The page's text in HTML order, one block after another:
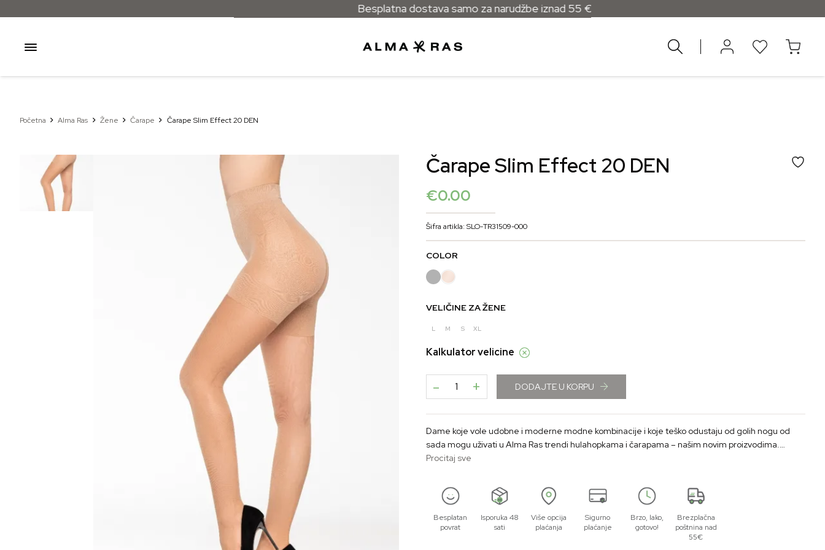
Besplatna dostava samo za narudžbe iznad 55 €
Početna Alma Ras Žene Čarape Čarape Slim Effect 20 DEN
Čarape Slim Effect 20 DEN
€0.00
Šifra artikla: SLO-TR31509-000
COLOR
VELIČINE ZA ŽENE
L M S XL
Kalkulator velicine
- + DODAJTE U KORPU
Dame koje vole udobne i moderne modne kombinacije i koje teško odustaju od golih nogu od
sada mogu uživati u Alma Ras trendi hulahopkama i čarapama – našim novim proizvodima.
Sastav:
Procitaj sve
Besplatan
povrat
Isporuka 48
sati
Više opcija
plaćanja
Sigurno
plaćanje
Brzo, lako,
gotovo!
Brezplačna
poštnina nad
55€